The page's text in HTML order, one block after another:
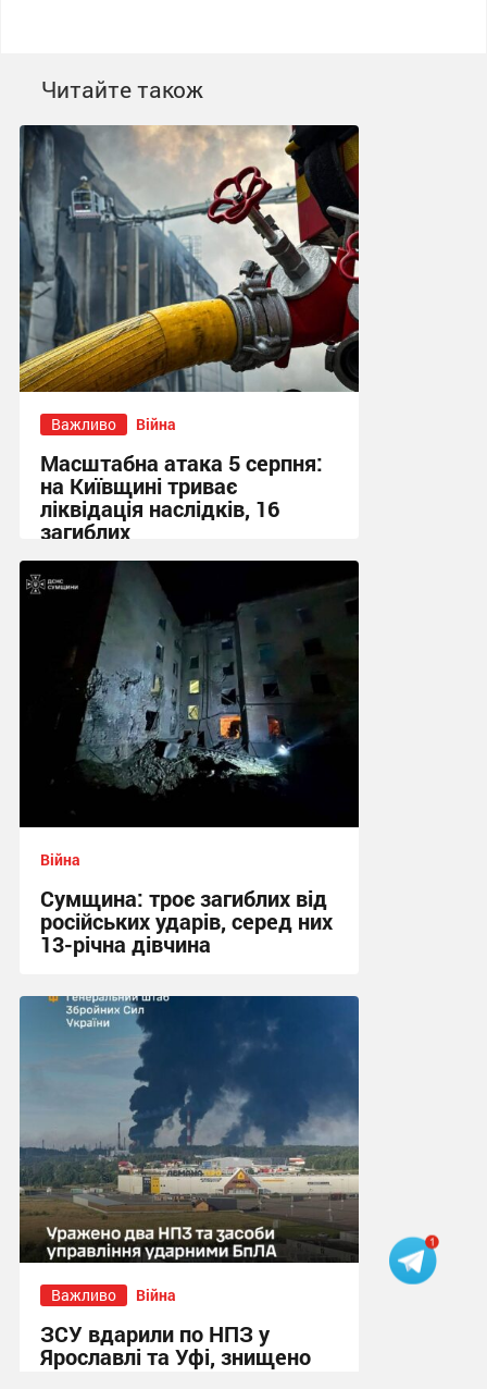
Читайте також
Важливо Війна
Масштабна атака 5 серпня:
на Київщині триває
ліквідація наслідків, 16
загиблих
13:23 вчора
Війна
Сумщина: троє загиблих від
російських ударів, серед них
13-річна дівчина
11:39 вчора
Важливо Війна
ЗСУ вдарили по НПЗ у
Ярославлі та Уфі, знищено